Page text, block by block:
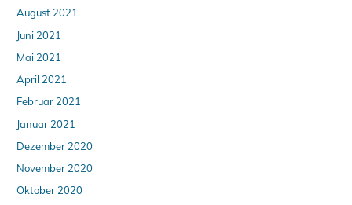
August 2021
Juni 2021
Mai 2021
April 2021
Februar 2021
Januar 2021
Dezember 2020
November 2020
Oktober 2020